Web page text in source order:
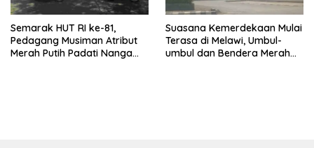
Semarak HUT RI ke-81,
Pedagang Musiman Atribut
Merah Putih Padati Nanga
Suasana Kemerdekaan Mulai
Terasa di Melawi, Umbul-
umbul dan Bendera Merah